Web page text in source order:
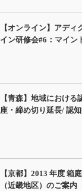
【オンライン】アディ
イン研修会#6：マイン
【青森】地域における
座・締め切り延長/ 認
【京都】2013 年度 箱
（近畿地区）のご案内